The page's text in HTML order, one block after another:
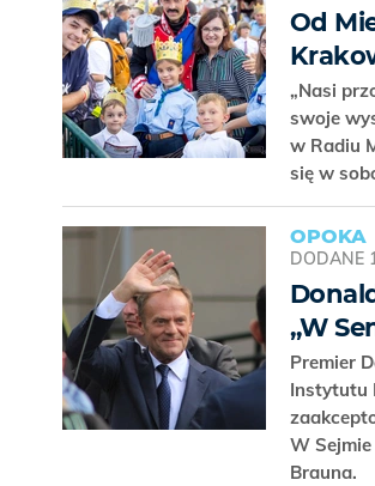
Od
„Nasi
swoje
w Radiu
się w
OPOKA
DODANE
„W
Premier
Instytutu
W
Brauna.